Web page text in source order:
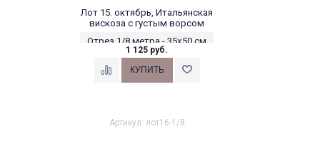
Лот 15. октябрь, Итальянская
вискоза с густым ворсом
Отрез 1/8 метра - 35х50 см
1 125 руб.
Артикул: лот16-1/8